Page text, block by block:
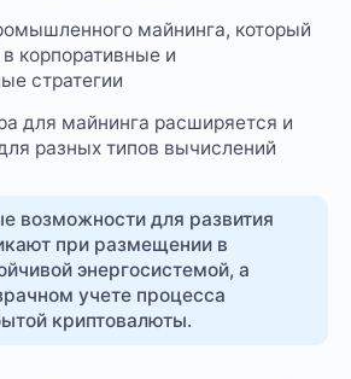
майнинга, который
корпоративные и
стратегии
для майнинга расширяется и
разных типов вычислений
возможности для развития
при размещении в
энергосистемой, а
учете процесса
криптовалюты.